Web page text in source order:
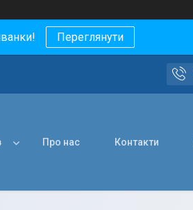
Переглянути
Про нас Контакти